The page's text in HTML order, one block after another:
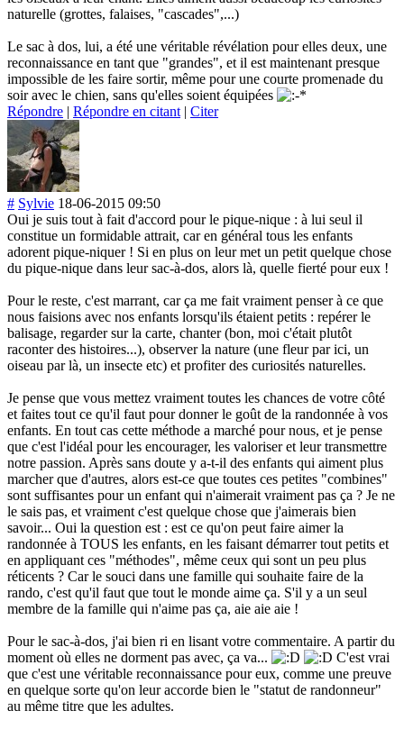
naturelle (grottes, falaises, "cascades",...)
Le sac à dos, lui, a été une véritable révélation pour elles deux, une
reconnaissance en tant que "grandes", et il est maintenant presque
impossible de les faire sortir, même pour une courte promenade du
soir avec le chien, sans qu'elles soient équipées
Répondre | Répondre en citant | Citer
# Sylvie 18-06-2015 09:50
Oui je suis tout à fait d'accord pour le pique-nique : à lui seul il
constitue un formidable attrait, car en général tous les enfants
adorent pique-niquer ! Si en plus on leur met un petit quelque chose
du pique-nique dans leur sac-à-dos, alors là, quelle fierté pour eux !
Pour le reste, c'est marrant, car ça me fait vraiment penser à ce que
nous faisions avec nos enfants lorsqu'ils étaient petits : repérer le
balisage, regarder sur la carte, chanter (bon, moi c'était plutôt
raconter des histoires...), observer la nature (une fleur par ici, un
oiseau par là, un insecte etc) et profiter des curiosités naturelles.
Je pense que vous mettez vraiment toutes les chances de votre côté
et faites tout ce qu'il faut pour donner le goût de la randonnée à vos
enfants. En tout cas cette méthode a marché pour nous, et je pense
que c'est l'idéal pour les encourager, les valoriser et leur transmettre
notre passion. Après sans doute y a-t-il des enfants qui aiment plus
marcher que d'autres, alors est-ce que toutes ces petites "combines"
sont suffisantes pour un enfant qui n'aimerait vraiment pas ça ? Je ne
le sais pas, et vraiment c'est quelque chose que j'aimerais bien
savoir... Oui la question est : est ce qu'on peut faire aimer la
randonnée à TOUS les enfants, en les faisant démarrer tout petits et
en appliquant ces "méthodes", même ceux qui sont un peu plus
réticents ? Car le souci dans une famille qui souhaite faire de la
rando, c'est qu'il faut que tout le monde aime ça. S'il y a un seul
membre de la famille qui n'aime pas ça, aie aie aie !
Pour le sac-à-dos, j'ai bien ri en lisant votre commentaire. A partir du
moment où elles ne dorment pas avec, ça va...
C'est vrai
que c'est une véritable reconnaissance pour eux, comme une preuve
en quelque sorte qu'on leur accorde bien le "statut de randonneur"
au même titre que les adultes.